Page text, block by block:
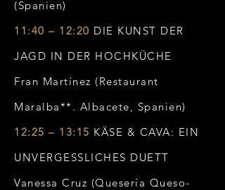
(Spanien)
11:40 – 12:20 DIE KUNST DER
JAGD IN DER HOCHKÜCHE
Fran Martínez (Restaurant
Maralba**. Albacete, Spanien)
12:25 – 13:15 KÄSE & CAVA: EIN
UNVERGESSLICHES DUETT
Vanessa Cruz (Quesería Queso-